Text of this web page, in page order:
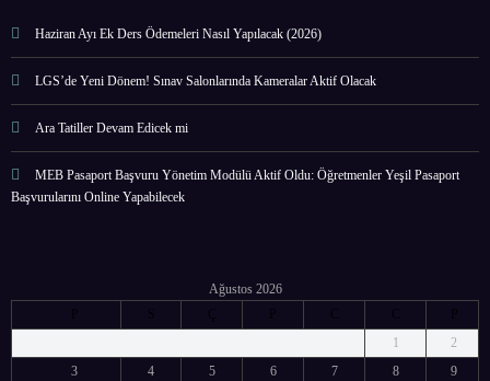
Haziran Ayı Ek Ders Ödemeleri Nasıl Yapılacak (2026)
LGS’de Yeni Dönem! Sınav Salonlarında Kameralar Aktif Olacak
Ara Tatiller Devam Edicek mi
MEB Pasaport Başvuru Yönetim Modülü Aktif Oldu: Öğretmenler Yeşil Pasaport
Başvurularını Online Yapabilecek
Ağustos 2026
P
S Ç P C C
P
1
2
3
4 5 6 7 8
9